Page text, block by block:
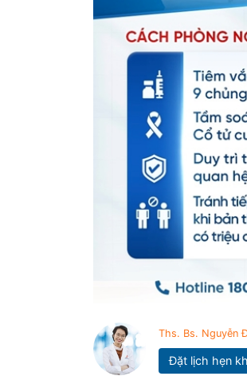
Ths. Bs. Nguyễn
Đặt lịch hẹn